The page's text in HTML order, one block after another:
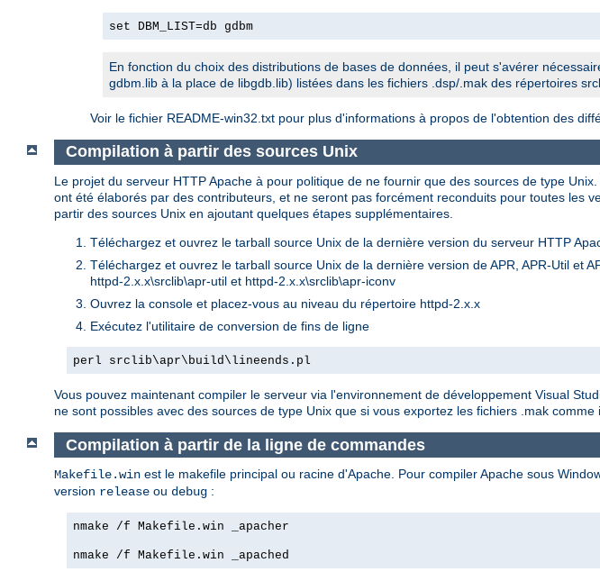
set DBM_LIST=db gdbm
En fonction du choix des distributions de bases de données, il peut s'avérer
gdbm.lib à la place de libgdb.lib) listées dans les fichiers .dsp/.mak des répertoires
Voir le fichier README-win32.txt pour plus d'informations à propos de l'obtention des
Compilation à partir des sources Unix
Le projet du serveur HTTP Apache à pour politique de ne fournir que des sources de type
ont été élaborés par des contributeurs, et ne seront pas forcément reconduits pour toutes les
partir des sources Unix en ajoutant quelques étapes supplémentaires.
Téléchargez et ouvrez le tarball source Unix de la dernière version du serveur HTTP
Téléchargez et ouvrez le tarball source Unix de la dernière version de APR, APR-Util et
httpd-2.x.x\srclib\apr-util et httpd-2.x.x\srclib\apr-iconv
Ouvrez la console et placez-vous au niveau du répertoire httpd-2.x.x
Exécutez l'utilitaire de conversion de fins de ligne
perl srclib\apr\build\lineends.pl
Vous pouvez maintenant compiler le serveur via l'environnement de développement Visual
ne sont possibles avec des sources de type Unix que si vous exportez les fichiers .mak comme
Compilation à partir de la ligne de commandes
Makefile.win est le makefile principal ou racine d'Apache. Pour compiler Apache sous
version release ou debug :
nmake /f Makefile.win _apacher
nmake /f Makefile.win _apached